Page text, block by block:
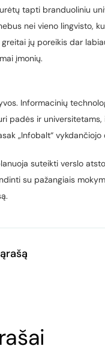
tapti branduoliniu
nei vieno lingvisto,
greitai jų poreikis dar
įmonių.
Informacinių
padės ir
„Infobalt“
suteikti verslo
su pažangiais